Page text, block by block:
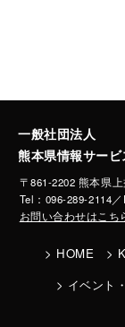
一般社団法人
熊本県情報サー
〒861-2202 熊本県
Tel：096-289-2114
お問い合わせはこち
HOME
イベント